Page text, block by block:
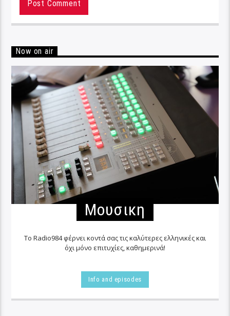
Now on air
Μουσικη
Το Radio984 φέρνει κοντά σας τις καλύτερες ελληνικές και
όχι μόνο επιτυχίες, καθημερινά!
Info and episodes